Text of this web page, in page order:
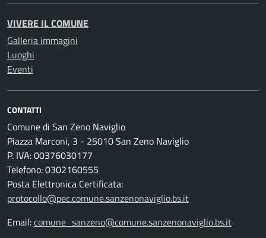
VIVERE IL COMUNE
Galleria immagini
Luoghi
Eventi
CONTATTI
Comune di San Zeno Naviglio
Piazza Marconi, 3 - 25010 San Zeno Naviglio
P. IVA: 00376030177
Telefono: 0302160555
Posta Elettronica Certificata:
protocollo@pec.comune.sanzenonaviglio.bs.it
Email:comune_sanzeno@comune.sanzenonaviglio.bs.it